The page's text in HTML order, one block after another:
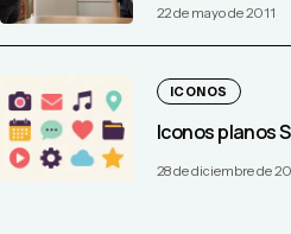
22 de mayo de 2011
ICONOS
Iconos planos
28 de diciembre de